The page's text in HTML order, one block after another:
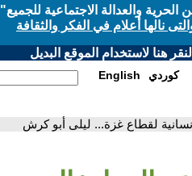
والعدالة الاجتماعية للجميع"
نالها أعلام في الفكر والثقافة
هنا لاستخدام الموقع البديل
English كوردي
لقطاع غزة... ليلى أبو كرش